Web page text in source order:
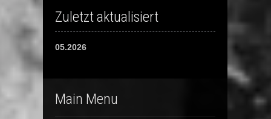
Zuletzt aktualisiert
05.2026
Main Menu